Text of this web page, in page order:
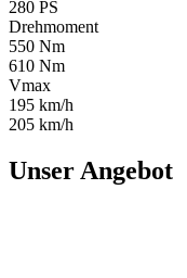
280 PS
Drehmoment
550 Nm
610 Nm
Vmax
195 km/h
205 km/h
Unser Angebot